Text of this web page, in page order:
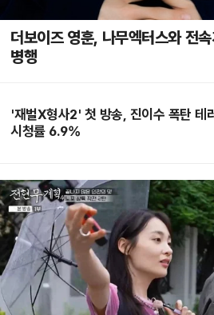
더보이즈 영훈, 나무엑터스와 전
병행
'재벌X형사2' 첫 방송, 진이수 폭탄 테
시청률 6.9%